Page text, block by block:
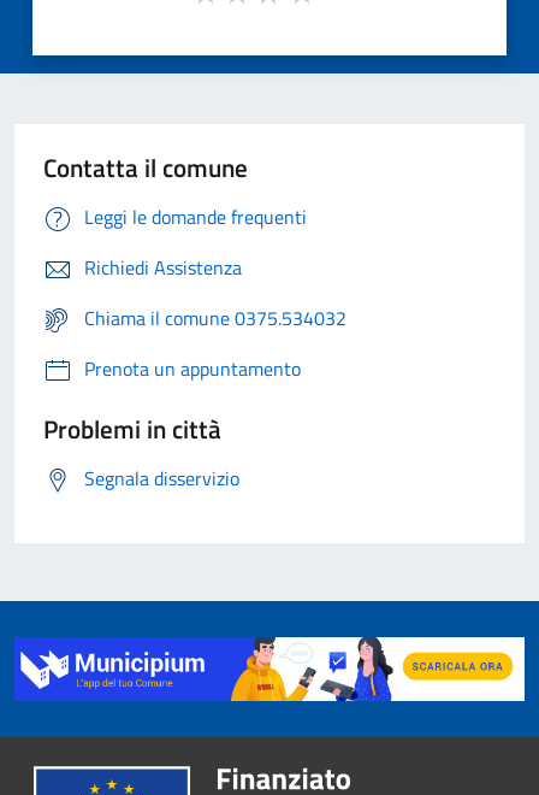
Contatta il comune
Leggi le domande frequenti
Richiedi Assistenza
Chiama il comune 0375.534032
Prenota un appuntamento
Problemi in città
Segnala disservizio